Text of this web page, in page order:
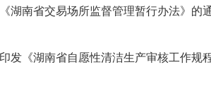
湖南省交易场所监督管理暂行办法》的
发《湖南省自愿性清洁生产审核工作规